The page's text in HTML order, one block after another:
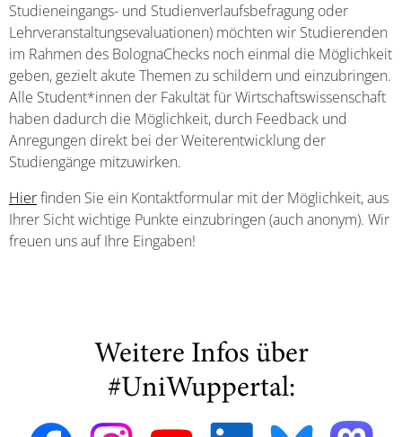
Studieneingangs- und Studienverlaufsbefragung oder
Lehrveranstaltungsevaluationen) möchten wir Studierenden
im Rahmen des BolognaChecks noch einmal die Möglichkeit
geben, gezielt akute Themen zu schildern und einzubringen.
Alle Student*innen der Fakultät für Wirtschaftswissenschaft
haben dadurch die Möglichkeit, durch Feedback und
Anregungen direkt bei der Weiterentwicklung der
Studiengänge mitzuwirken.
Hierfinden Sie ein Kontaktformular mit der Möglichkeit, aus
Ihrer Sicht wichtige Punkte einzubringen (auch anonym). Wir
freuen uns auf Ihre Eingaben!
Weitere Infos über
#UniWuppertal: